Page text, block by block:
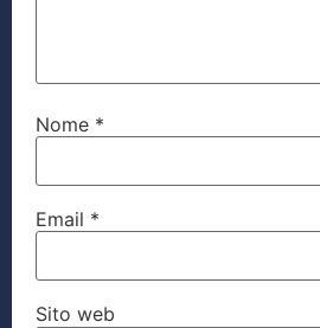
Nome *
Email *
Sito web